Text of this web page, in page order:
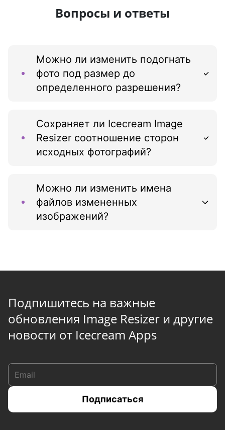
Вопросы и ответы
Можно ли изменить подогнать
фото под размер до
определенного разрешения?
Сохраняет ли Icecream Image
Resizer соотношение сторон
исходных фотографий?
Можно ли изменить имена
файлов измененных
изображений?
Подпишитесь на важные
обновления Image Resizer и другие
новости от Icecream Apps